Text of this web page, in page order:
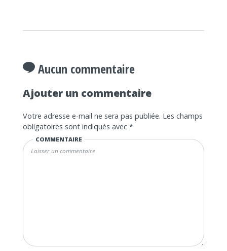
Aucun commentaire
Ajouter un commentaire
Votre adresse e-mail ne sera pas publiée. Les champs
obligatoires sont indiqués avec *
COMMENTAIRE